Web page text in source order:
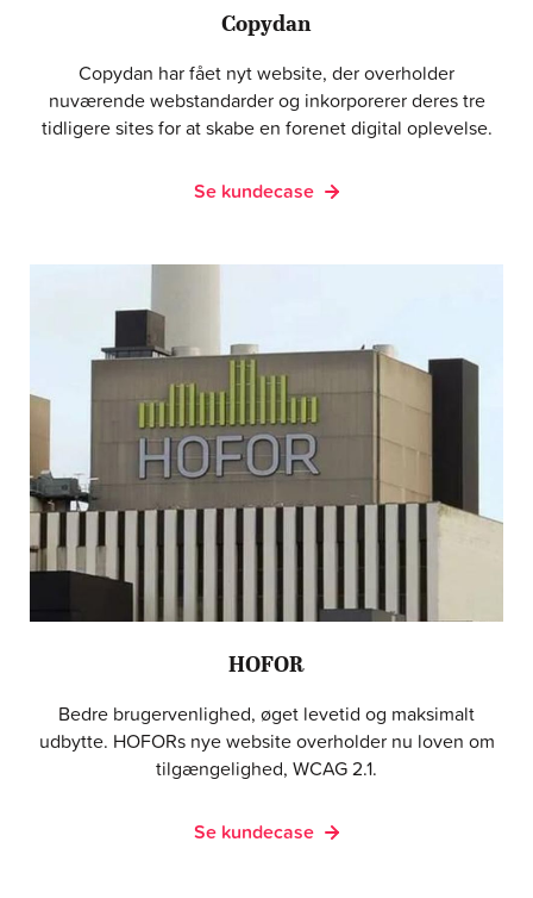
Copydan
Copydan har fået nyt website, der overholder
nuværende webstandarder og inkorporerer deres tre
tidligere sites for at skabe en forenet digital oplevelse.
Se kundecase
HOFOR
Bedre brugervenlighed, øget levetid og maksimalt
udbytte. HOFORs nye website overholder nu loven om
tilgængelighed, WCAG 2.1.
Se kundecase